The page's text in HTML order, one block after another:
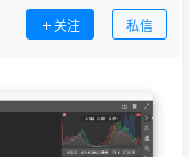
关注 私信